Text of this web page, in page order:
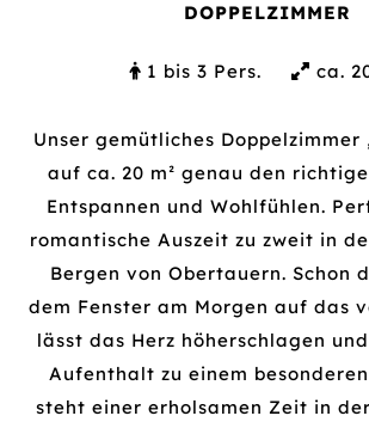
DOPPELZIMMER
1 bis 3 Pers. ca.
Unser gemütliches Doppelzimmer
auf ca. 20 m² genau den
Entspannen und Wohlfühlen.
romantische Auszeit zu zweit in
Bergen von Obertauern. Schon
dem Fenster am Morgen auf das
lässt das Herz höherschlagen
Aufenthalt zu einem besonderen
steht einer erholsamen Zeit in